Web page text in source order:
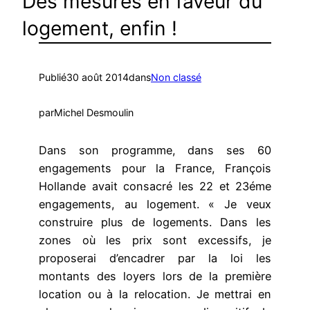
logement, enfin !
Publié30 août 2014dansNon classé
parMichel Desmoulin
Dans son programme, dans ses 60
engagements pour la France, François
Hollande avait consacré les 22 et 23éme
engagements, au logement. « Je veux
construire plus de logements. Dans les
zones où les prix sont excessifs, je
proposerai d’encadrer par la loi les
montants des loyers lors de la première
location ou à la relocation. Je mettrai en